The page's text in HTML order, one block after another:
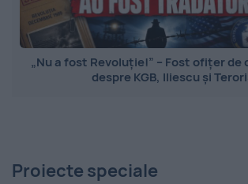
„Nu a fost Revoluție!” – Fost ofițer
despre KGB, Iliescu și
Proiecte speciale